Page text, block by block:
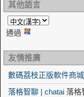
其他語言
通過
友情推廣
數碼荔枝正版軟件商城
落格智聊 | chatai 落格